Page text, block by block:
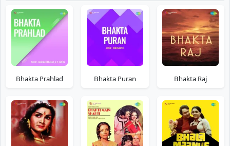
Bhakta Prahlad Bhakta Puran Bhakta Raj